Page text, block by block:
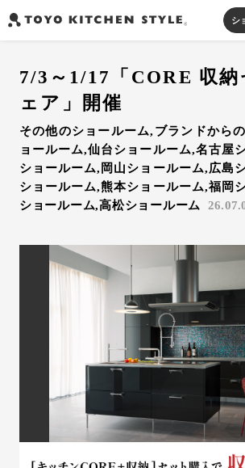
オープンキッチン
セパレートキッチン
並列型キッチン
システムキッチン
バス・洗面
実例から探す
私たちについて
ジャーナルを読む
オンラインストア
サポート
LANGUAGE :
JP
シ
7/3～1/17「CORE 収納
ェア」開催
その他のショールーム,ブランドから
ョールーム,仙台ショールーム,名古屋
ショールーム,岡山ショールーム,広島
ショールーム,熊本ショールーム,福岡
ショールーム,高松ショールーム